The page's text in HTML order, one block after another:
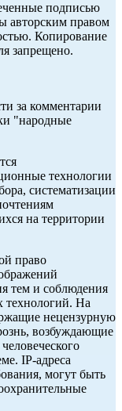
подписью
авторским правом
Копирование
запрещено.
за комментарии
"народные
технологии
систематизации
на территории
право
тем и соблюдения
технологий. На
нецензурную
возбуждающие
IP-адреса
могут быть